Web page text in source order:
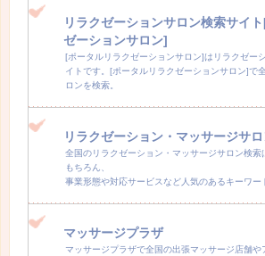
リラクゼーションサロン検索サイ
ゼーションサロン]
[ポータルリラクゼーションサロン]はリラクゼー
イトです。[ポータルリラクゼーションサロン]で
ロンを検索。
リラクゼーション・マッサージサ
全国のリラクゼーション・マッサージサロン検索
もちろん、
事業形態や対応サービスなど人気のあるキーワー
マッサージプラザ
マッサージプラザで全国の出張マッサージ店舗や